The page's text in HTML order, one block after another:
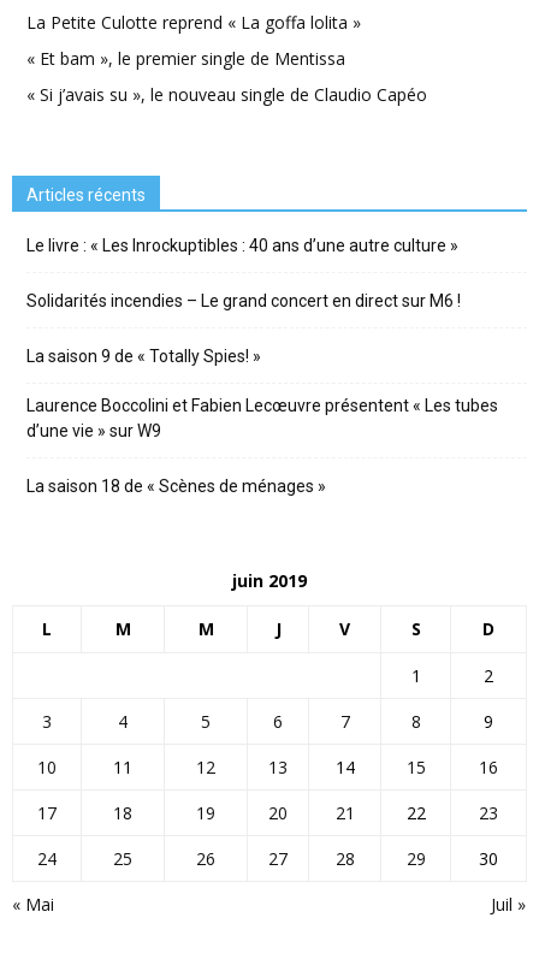
La Petite Culotte reprend « La goffa lolita »
« Et bam », le premier single de Mentissa
« Si j’avais su », le nouveau single de Claudio Capéo
Articles récents
Le livre : « Les Inrockuptibles : 40 ans d’une autre culture »
Solidarités incendies – Le grand concert en direct sur M6 !
La saison 9 de « Totally Spies! »
Laurence Boccolini et Fabien Lecœuvre présentent « Les tubes
d’une vie » sur W9
La saison 18 de « Scènes de ménages »
juin 2019
L M M J V S D
« Mai Juil »
1
2
3
4 5 6 7 8
9
10
11 12 13 14 15
16
17
18 19 20 21 22
23
24
25 26 27 28 29 30